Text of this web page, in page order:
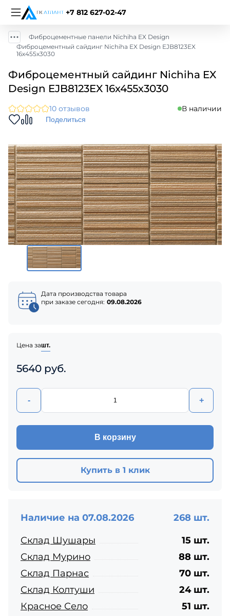
+7 812 627-02-47
Фиброцементные панели Nichiha EX Design
Фиброцементный сайдинг Nichiha EX Design EJB8123EX
16х455х3030
Фиброцементный сайдинг Nichiha EX
Design EJB8123EX 16х455х3030
10 отзывов В наличии
Поделиться
Дата производства товара
при заказе сегодня: 09.08.2026
Цена зашт.
5640 руб.
- +
В корзину
Купить в 1 клик
Наличие на 07.08.2026
268 шт.
Склад Шушары
15 шт.
Склад Мурино
88 шт.
Склад Парнас
70 шт.
Склад Колтуши
24 шт.
Красное Село
51 шт.